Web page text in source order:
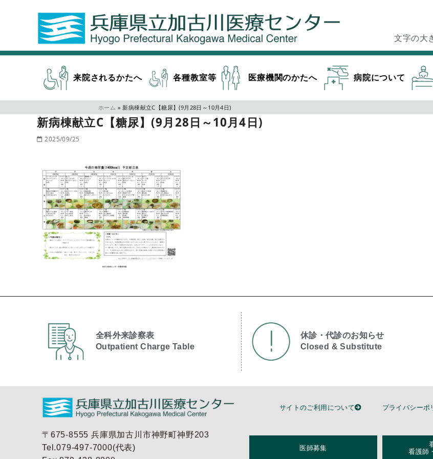
文字の大
来院されるかたへ 各種教室等 医療機関のかたへ 病院について
ホーム » 新病棟献立C【糖尿】(9月28日～10月4日)
新病棟献立C【糖尿】(9月28日～10月4日)
2025/09/25
全科外来診察表
Outpatient Charge Table​
休診・代診のお知らせ
Closed & Substitute​
〒675-8555 兵庫県加古川市神野町神野203
Tel.079-497-7000(代表)
サイトのご利用について プライバシーポ
医師募集
看護師